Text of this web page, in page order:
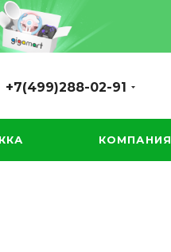
+7(499)288-02-91
КОМПАНИЯ